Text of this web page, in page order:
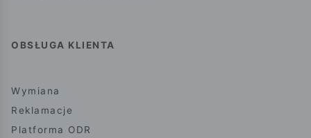
OBSŁUGA KLIENTA
Wymiana
Reklamacje
Platforma ODR